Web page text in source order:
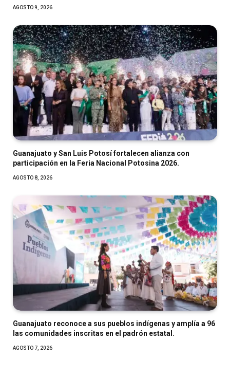
AGOSTO 9, 2026
Guanajuato y San Luis Potosí fortalecen alianza con
participación en la Feria Nacional Potosina 2026.
AGOSTO 8, 2026
Guanajuato reconoce a sus pueblos indígenas y amplía a 96
las comunidades inscritas en el padrón estatal.
AGOSTO 7, 2026